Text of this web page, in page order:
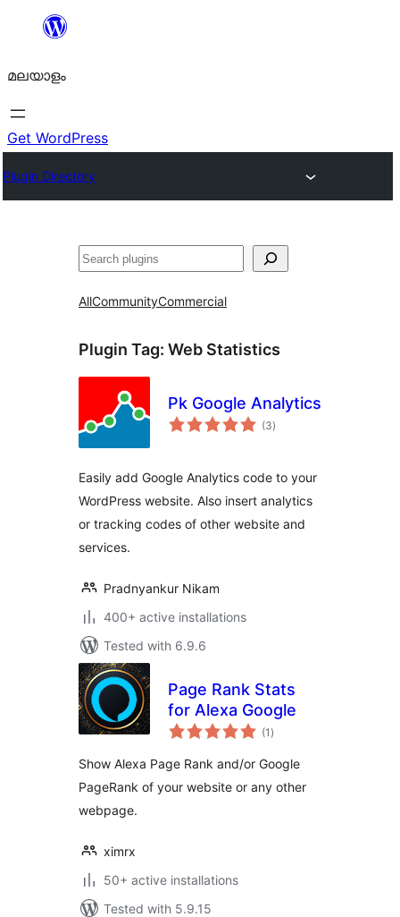
ഉള്ളടക്കത്തിലേക്ക്
മലയാളം
Get WordPress
Plugin Directory
തിരയുക
AllCommunityCommercial
Plugin Tag: Web Statistics
Pk Google Analytics
(3total
ratings
)
Easily add Google Analytics code to your
WordPress website. Also insert analytics
or tracking codes of other website and
services.
Pradnyankur Nikam
400+ active installations
Tested with 6.9.6
Page Rank Stats
for Alexa Google
(1 total
ratings
)
Show Alexa Page Rank and/or Google
PageRank of your website or any other
webpage.
ximrx
50+ active installations
Tested with 5.9.15